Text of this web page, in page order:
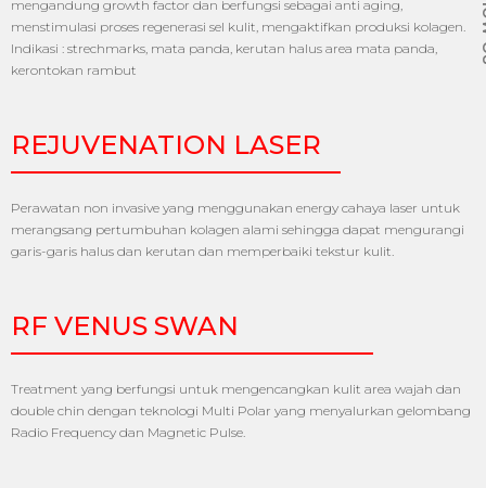
mengandung growth factor dan berfungsi sebagai anti aging,
menstimulasi proses regenerasi sel kulit, mengaktifkan produksi kolagen.
Indikasi : strechmarks, mata panda, kerutan halus area mata panda,
kerontokan rambut
REJUVENATION LASER
Perawatan non invasive yang menggunakan energy cahaya laser untuk
merangsang pertumbuhan kolagen alami sehingga dapat mengurangi
garis-garis halus dan kerutan dan memperbaiki tekstur kulit.
RF VENUS SWAN
Treatment yang berfungsi untuk mengencangkan kulit area wajah dan
double chin dengan teknologi Multi Polar yang menyalurkan gelombang
Radio Frequency dan Magnetic Pulse.